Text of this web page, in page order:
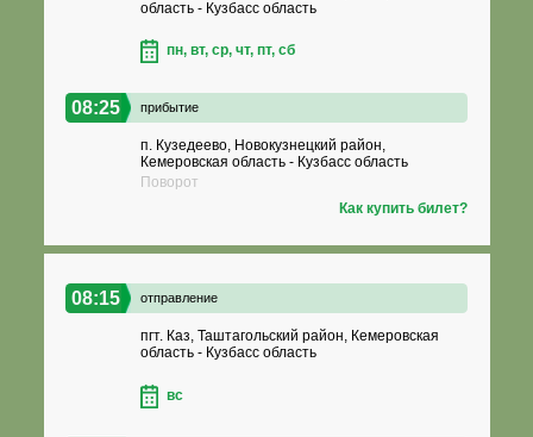
область - Кузбасс область
пн, вт, ср, чт, пт, сб
08:25 прибытие
п. Кузедеево, Новокузнецкий район,
Кемеровская область - Кузбасс область
Поворот
Как купить билет?
08:15 отправление
пгт. Каз, Таштагольский район, Кемеровская
область - Кузбасс область
вс